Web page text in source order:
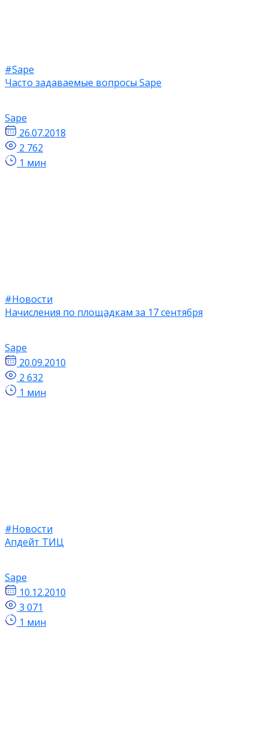
#Sape
Часто задаваемые вопросы Sape
Sape
26.07.2018
2 762
1 мин
#Новости
Начисления по площадкам за 17 сентября
Sape
20.09.2010
2 632
1 мин
#Новости
Апдейт ТИЦ
Sape
10.12.2010
3 071
1 мин